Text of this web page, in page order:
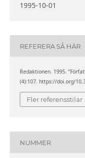
1995-10-01
REFERERA SÅ HÄR
Redaktionen. 1995.
(4):107. https://doi.org/
Fler referensstilar
NUMMER